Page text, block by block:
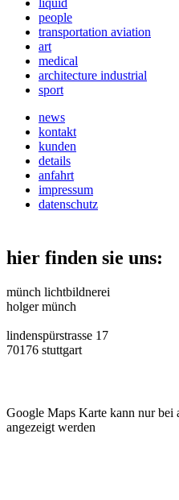
liquid
people
transportation aviation
art
medical
architecture industrial
sport
news
kontakt
kunden
details
anfahrt
impressum
datenschutz
hier finden sie uns:
münch lichtbildnerei
holger münch
lindenspürstrasse 17
70176 stuttgart
Google Maps Karte kann nur bei
angezeigt werden